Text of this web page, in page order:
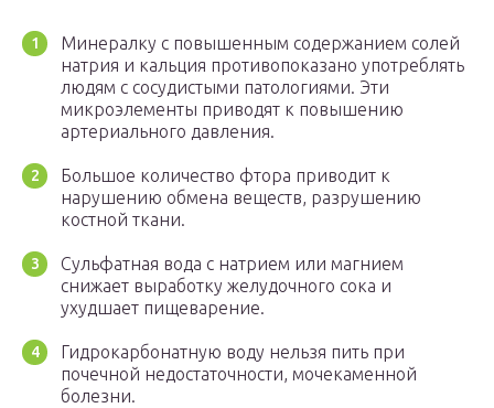
Минералку с повышенным содержанием солей
натрия и кальция противопоказано употреблять
людям с сосудистыми патологиями. Эти
микроэлементы приводят к повышению
артериального давления.
Большое количество фтора приводит к
нарушению обмена веществ, разрушению
костной ткани.
Сульфатная вода с натрием или магнием
снижает выработку желудочного сока и
ухудшает пищеварение.
Гидрокарбонатную воду нельзя пить при
почечной недостаточности, мочекаменной
болезни.